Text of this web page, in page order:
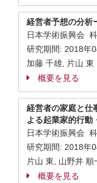
経営者予想の分析
日本学術振興会
研究期間: 2018年
加藤 千雄, 片山 東
概要を見る
経営者の家庭と仕
よる起業家的行動
日本学術振興会
研究期間: 2018年
片山 東, 山野井
概要を見る